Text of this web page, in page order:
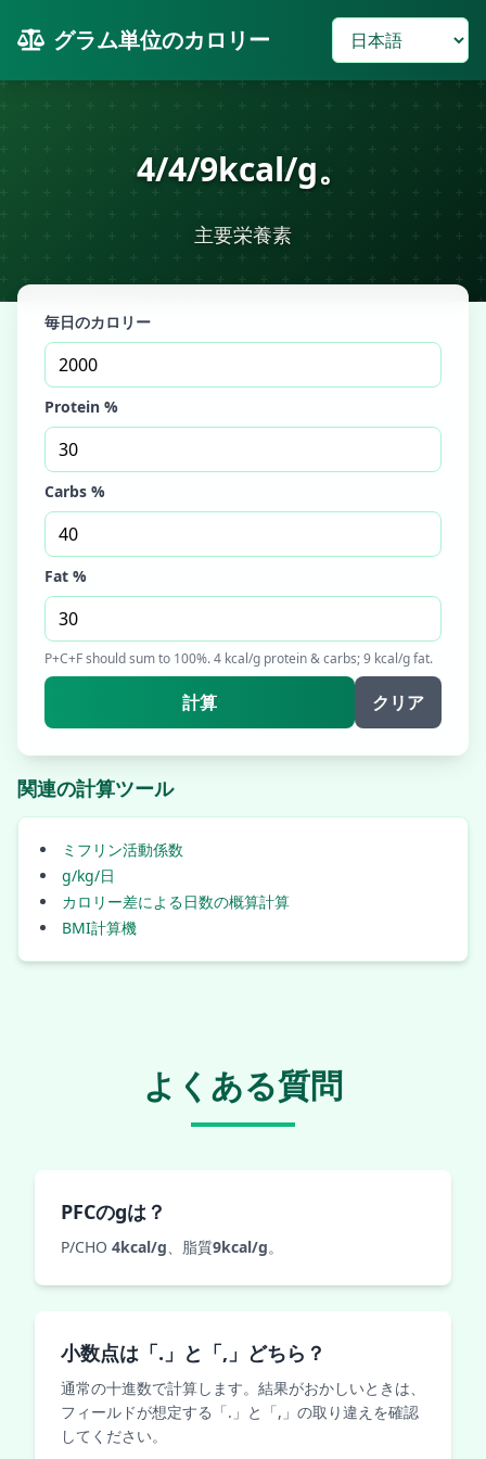
グラム単位のカロリー
4/4/9kcal/g。
主要栄養素
毎日のカロリー
Protein %
Carbs %
Fat %
P+C+F should sum to 100%. 4 kcal/g protein & carbs; 9 kcal/g fat.
計算 クリア
関連の計算ツール
ミフリン活動係数
g/kg/日
カロリー差による日数の概算計算
BMI計算機
よくある質問
PFCのgは？
P/CHO 4kcal/g、脂質9kcal/g。
小数点は「.」と「,」どちら？
通常の十進数で計算します。結果がおかしいときは、
フィールドが想定する「.」と「,」の取り違えを確認
してください。